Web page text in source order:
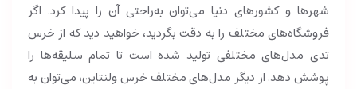
شهرها و کشورهای دنیا می‌توان به‌راحتی آن را پیدا کرد. اگر
فروشگاه‌های مختلف را به دقت بگردید، خواهید دید که از خرس
تدی مدل‌های مختلفی تولید شده است تا تمام سلیقه‌ها را
پوشش دهد. از دیگر مدل‌های مختلف خرس ولنتاین، می‌توان به